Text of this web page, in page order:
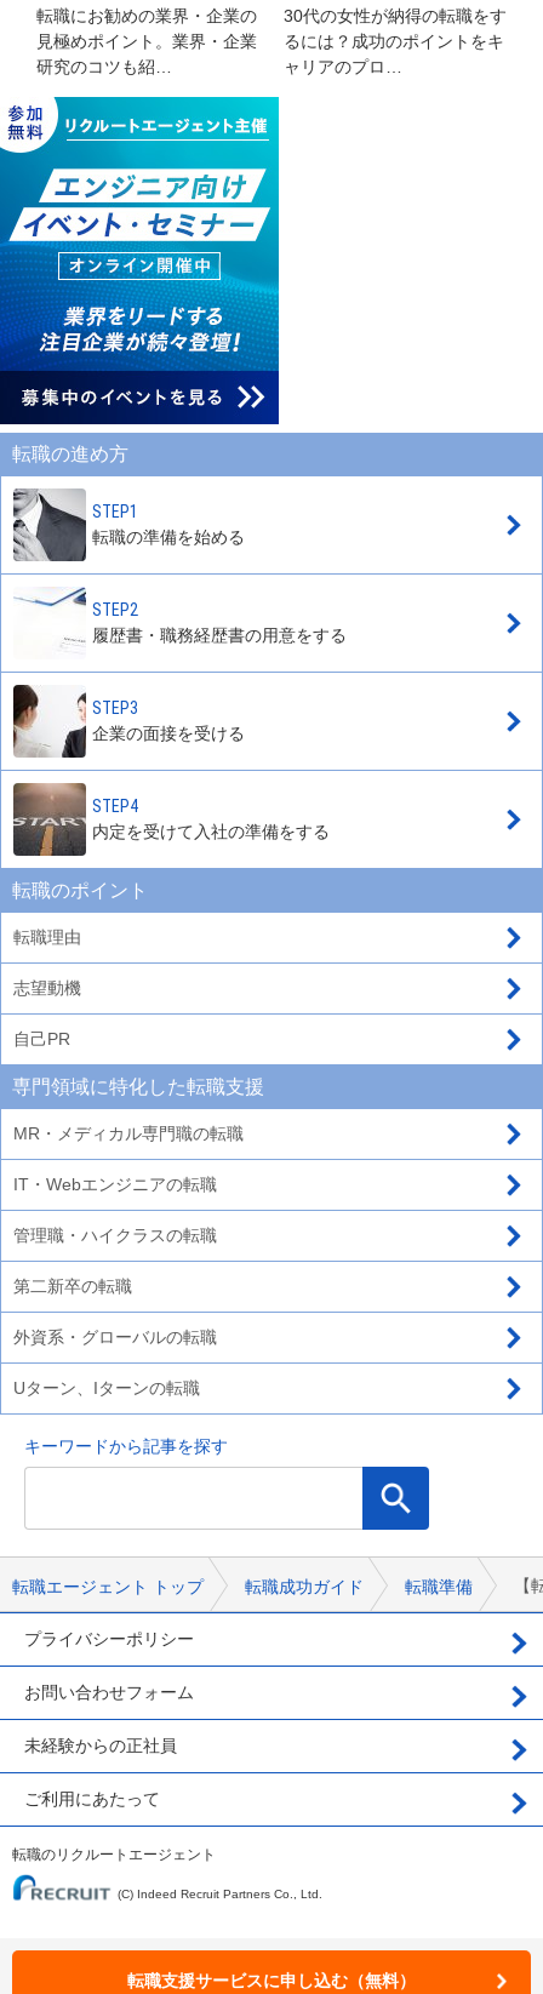
転職にお勧めの業界・企業の
見極めポイント。業界・企業
研究のコツも紹…
30代の女性が納得の転職をす
るには？成功のポイントをキ
ャリアのプロ…
転職の進め方
STEP1
転職の準備を始める
STEP2
履歴書・職務経歴書の用意をする
STEP3
企業の面接を受ける
STEP4
内定を受けて入社の準備をする
転職のポイント
転職理由
志望動機
自己PR
専門領域に特化した転職支援
MR・メディカル専門職の転職
IT・Webエンジニアの転職
管理職・ハイクラスの転職
第二新卒の転職
外資系・グローバルの転職
Uターン、Iターンの転職
キーワードから記事を探す
転職エージェント トップ 転職成功ガイド 転職準備
プライバシーポリシー
お問い合わせフォーム
未経験からの正社員
ご利用にあたって
転職のリクルートエージェント
(C) Indeed Recruit Partners Co., Ltd.
転職支援サービスに申し込む（無料）